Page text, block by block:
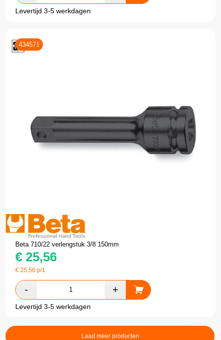
Levertijd 3-5 werkdagen
434571
Beta 710/22 verlengstuk 3/8 150mm
€ 25,56
€25,56 p/1
Levertijd 3-5 werkdagen
Laad meer producten